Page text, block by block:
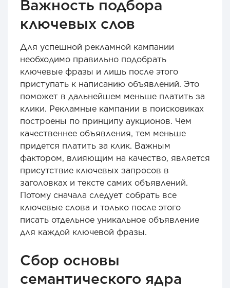
Важность подбора
ключевых слов
Для успешной рекламной кампании
необходимо правильно подобрать
ключевые фразы и лишь после этого
приступать к написанию объявлений. Это
поможет в дальнейшем меньше платить за
клики. Рекламные кампании в поисковиках
построены по принципу аукционов. Чем
качественнее объявления, тем меньше
придется платить за клик. Важным
фактором, влияющим на качество, является
присутствие ключевых запросов в
заголовках и тексте самих объявлений.
Потому сначала следует собрать все
ключевые слова и только после этого
писать отдельное уникальное объявление
для каждой ключевой фразы.
Сбор основы
семантического ядра